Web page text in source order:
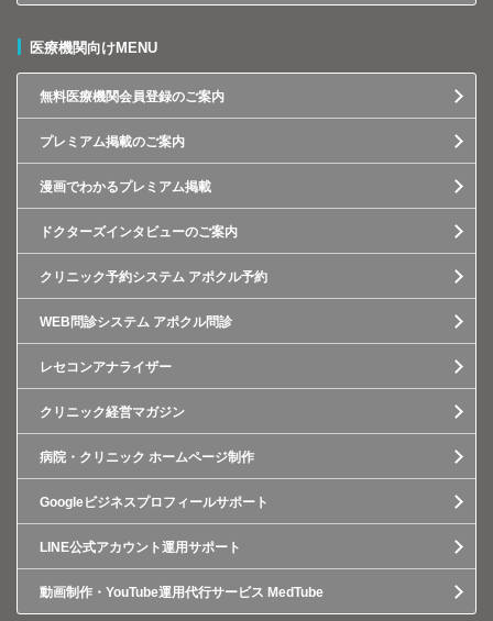
医療機関向けMENU
無料医療機関会員登録のご案内
プレミアム掲載のご案内
漫画でわかるプレミアム掲載
ドクターズインタビューのご案内
クリニック予約システム アポクル予約
WEB問診システム アポクル問診
レセコンアナライザー
クリニック経営マガジン
病院・クリニック ホームページ制作
Googleビジネスプロフィールサポート
LINE公式アカウント運用サポート
動画制作・YouTube運用代行サービス MedTube